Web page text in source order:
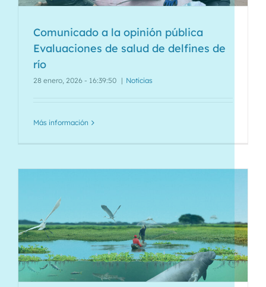
Comunicado a la opinión pública
Evaluaciones de salud de delfines de
río
28 enero, 2026 - 16:39:50 | Noticias
Más información